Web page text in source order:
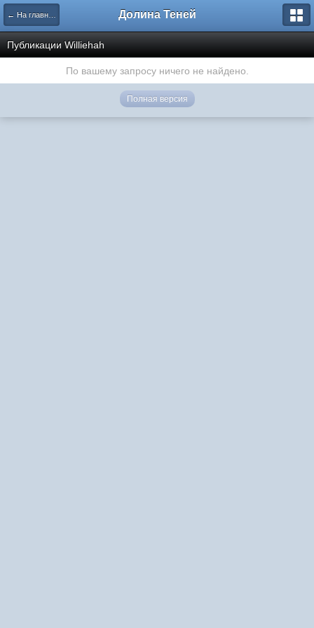
← На главную Долина Теней
Публикации Williehah
По вашему запросу ничего не найдено.
Полная версия